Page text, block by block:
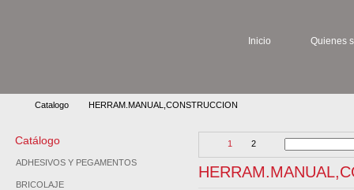
Inicio Quienes
Catalogo HERRAM.MANUAL,CONSTRUCCION
Catálogo
ADHESIVOS Y PEGAMENTOS
BRICOLAJE
1 2